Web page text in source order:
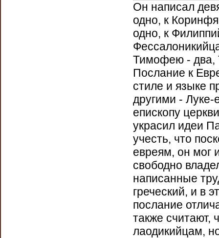
Он написал
одно, к
одно, к
Тимофею - два,
Послание к
стиле и языке
другими - Луке-
епископу
украсил идеи
учесть, что
евреям, он мог
свободно
написанные
греческий, и в
послание
также считают,
лаодикийцам,